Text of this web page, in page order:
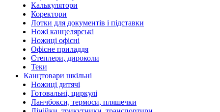
Калькулятори
Коректори
Лотки для документів і підставки
Ножі канцелярські
Ножиці офісні
Офісне приладдя
Степлери, дироколи
Теки
Канцтовари шкільні
Ножиці дитячі
Готовальні, циркулі
Ланчбокси, термоси, пляшечки